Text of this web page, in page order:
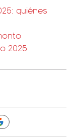
quiénes
2025